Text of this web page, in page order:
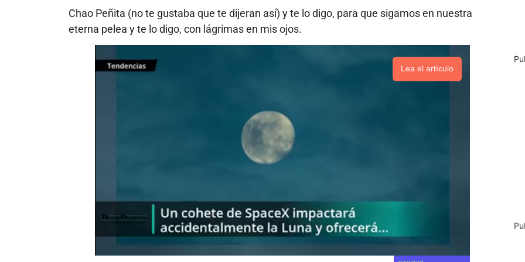
Chao Peñita (no te gustaba que te dijeran así) y te lo digo, para que sigamos en nuestra
eterna pelea y te lo digo, con lágrimas en mis ojos.
Lea el artículo